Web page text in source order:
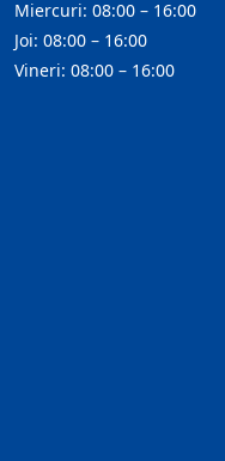
Miercuri: 08:00 – 16:00
Joi: 08:00 – 16:00
Vineri: 08:00 – 16:00